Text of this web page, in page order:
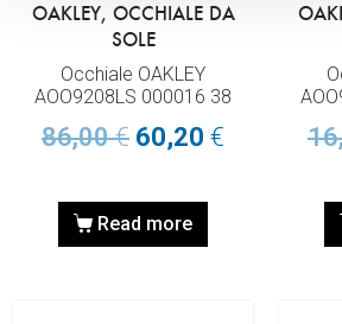
OAKLEY, OCCHIALE DA
SOLE
Occhiale OAKLEY
AOO9208LS 000016 38
86,00€ 60,20 €
Read more